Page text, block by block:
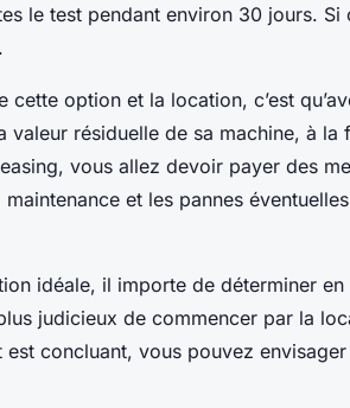
le test pendant environ 30 jours. Si
option et la location, c’est
résiduelle de sa machine, à la
vous allez devoir payer des
et les pannes
idéale, il importe de déterminer
judicieux de commencer par la
concluant, vous pouvez envisager